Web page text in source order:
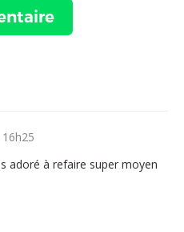
16h25
adoré à refaire super moyen